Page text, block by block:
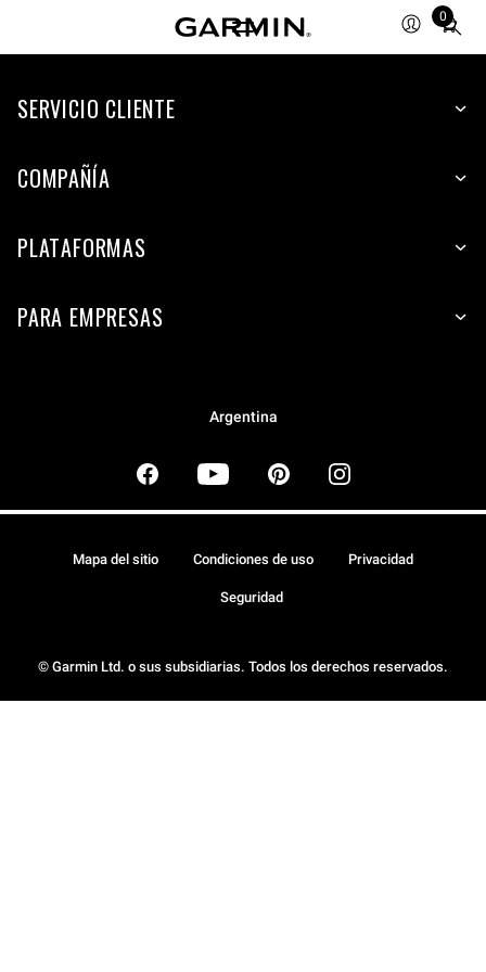
0
Total
items
cart:
SERVICIO CLIENTE
COMPAÑÍA
PLATAFORMAS
PARA EMPRESAS
Argentina
© Garmin Ltd. o sus subsidiarias. Todos los derechos reservados.
Mapa del sitio Condiciones de uso Privacidad
Seguridad